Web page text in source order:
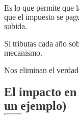
Es lo que permite que
que el impuesto se
subida.
Si tributas cada año
mecanismo.
Nos eliminan el
El impacto en
un ejemplo)